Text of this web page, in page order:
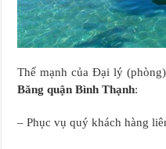
Thế mạnh của Đại lý
Băng quận Bình Thạnh:
– Phục vụ quý khách hàng